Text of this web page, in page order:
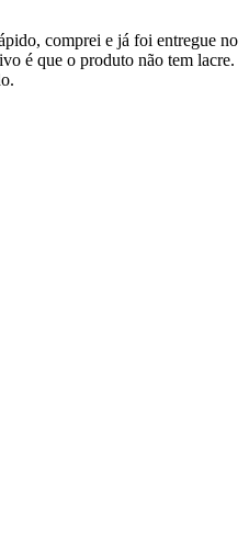
comprei e já foi entregue no
é que o produto não tem lacre.